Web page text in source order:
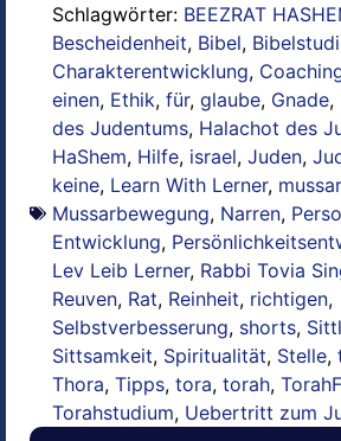
Schlagwörter: BEEZRAT
Bescheidenheit, Bibel,
Charakterentwicklung,
einen, Ethik, für, glaube, Gnade,
des Judentums, Halachot des
HaShem, Hilfe, israel, Juden,
keine, Learn With Lerner, mussar
Mussarbewegung, Narren,
Entwicklung,
Lev Leib Lerner, Rabbi Tovia
Reuven, Rat, Reinheit, richtigen,
Selbstverbesserung, shorts,
Sittsamkeit, Spiritualität, Stelle,
Thora, Tipps, tora, torah,
Torahstudium, Uebertritt zum